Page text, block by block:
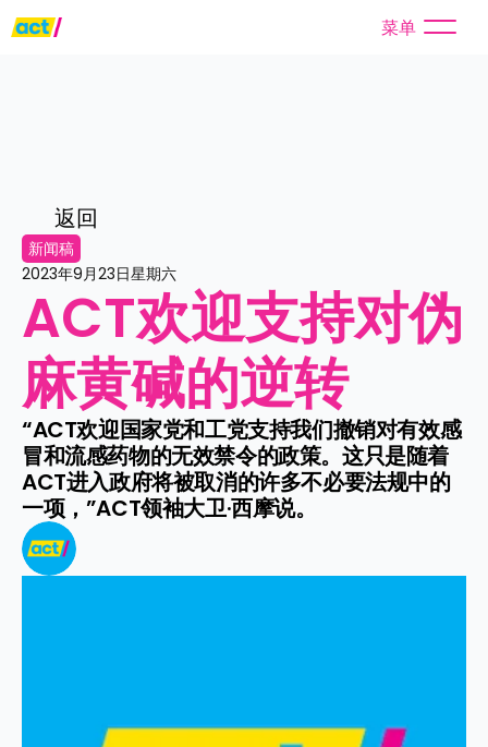
菜单
返回
新闻稿
2023年9月23日星期六
ACT欢迎支持对伪
麻黄碱的逆转
“ACT欢迎国家党和工党支持我们撤销对有效感
冒和流感药物的无效禁令的政策。这只是随着
ACT进入政府将被取消的许多不必要法规中的
一项，”ACT领袖大卫·西摩说。